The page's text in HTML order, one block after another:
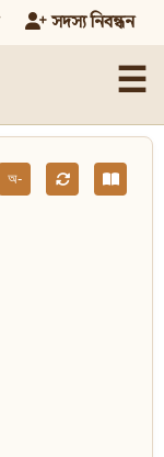
সদস্য নিবন্ধন
☰
অ-